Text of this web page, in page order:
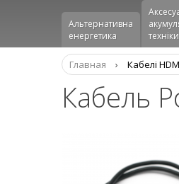
Альтернативна
енергетика
техніки
Главная › Кабелі
Кабель